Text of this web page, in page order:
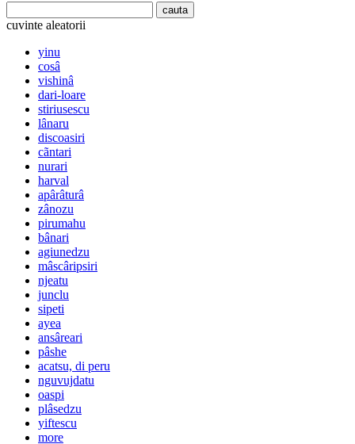
cuvinte aleatorii
yinu
cosâ
vishinâ
dari-loare
stiriusescu
lânaru
discoasiri
cãntari
nurari
harval
apârâturâ
zânozu
pirumahu
bânari
agiunedzu
mâscâripsiri
njeatu
junclu
sipeti
ayea
ansâreari
pâshe
acatsu, di peru
nguvujdatu
oaspi
plâsedzu
yiftescu
more